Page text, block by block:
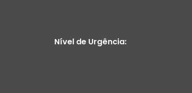
Nível de Urgência: